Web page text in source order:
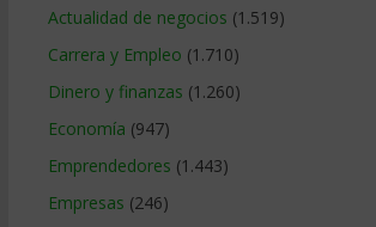
Actualidad de negocios (1.519)
Carrera y Empleo (1.710)
Dinero y finanzas (1.260)
Economía (947)
Emprendedores (1.443)
Empresas (246)